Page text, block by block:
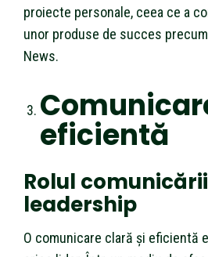
proiecte personale, ceea ce a
unor produse de succes precum
News.
eficientă
Rolul
leadership
O comunicare clară și eficientă